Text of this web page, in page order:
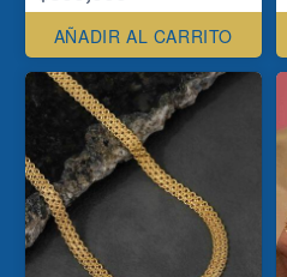
AÑADIR AL CARRITO